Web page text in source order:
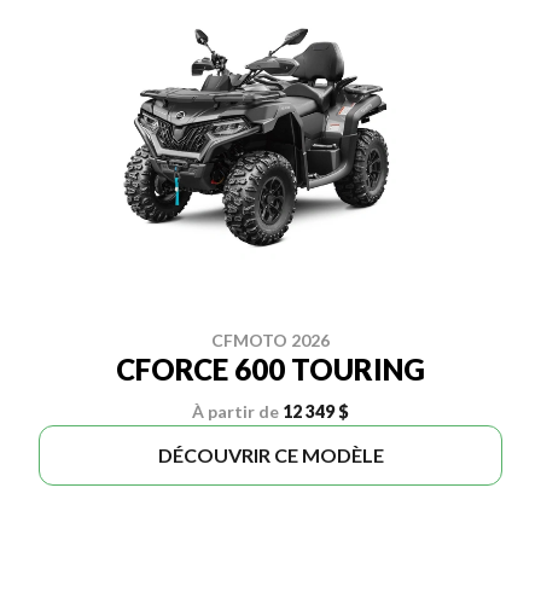
CFMOTO 2026
CFORCE 600 TOURING
À partir de 12 349 $
DÉCOUVRIR CE MODÈLE